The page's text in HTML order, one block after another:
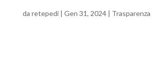
da retepedi| Gen 31, 2024| Trasparenza